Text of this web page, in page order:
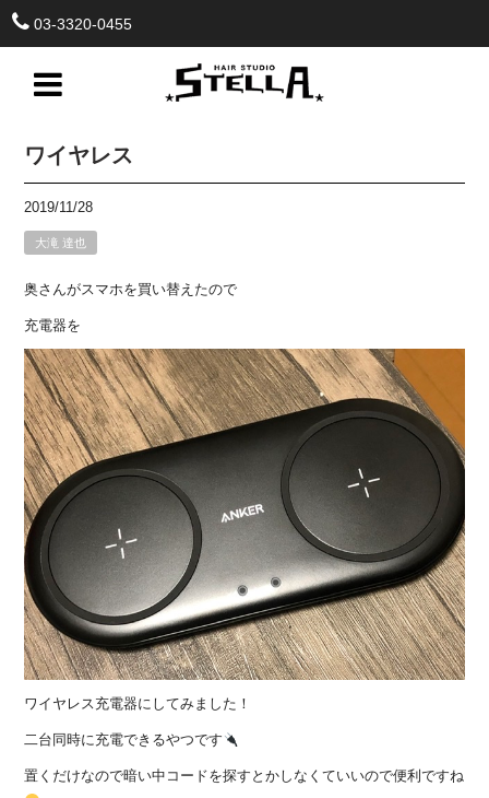
03-3320-0455
ワイヤレス
2019/11/28
大滝 達也
奥さんがスマホを買い替えたので
充電器を
ワイヤレス充電器にしてみました！
二台同時に充電できるやつです
置くだけなので暗い中コードを探すとかしなくていいので便利ですね